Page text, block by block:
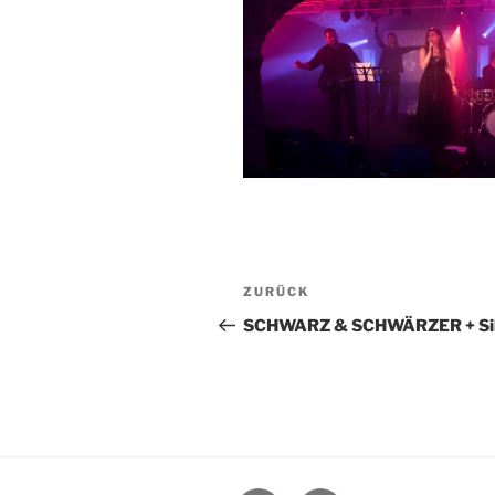
Beitragsnavigation
Vorheriger
Beitrag
ZURÜCK
SCHWARZ & SCHWÄRZER +